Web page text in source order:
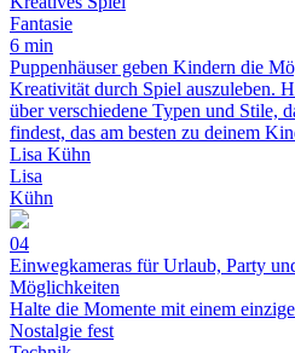
Fantasie
6 min
Puppenhäuser geben Kindern die
Kreativität durch Spiel auszuleben.
über verschiedene Typen und Stile,
findest, das am besten zu deinem
Lisa Kühn
Lisa
Kühn
04
Einwegkameras für Urlaub, Party
Möglichkeiten
Halte die Momente mit einem
Nostalgie fest